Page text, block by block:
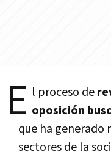
E l proceso de
oposición
que ha generado
sectores de la